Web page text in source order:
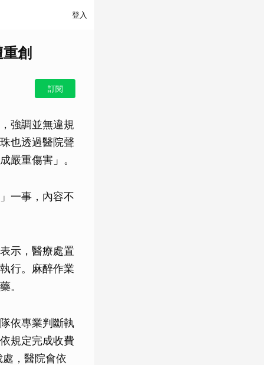
登入
創
訂閱
強調並無違規
也透過醫院聲
嚴重傷害」。
一事，內容不
示，醫療處置
行。麻醉作業
。
依專業判斷執
規定完成收費
，醫院會依